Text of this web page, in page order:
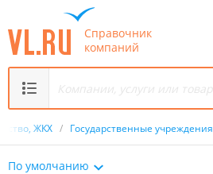
Справочник
компаний
ЖКХ / Государственные учреждения
По умолчанию